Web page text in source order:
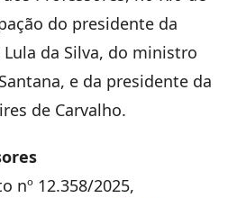
do presidente da
da Silva, do ministro
e da presidente da
de Carvalho.
nº 12.358/2025,